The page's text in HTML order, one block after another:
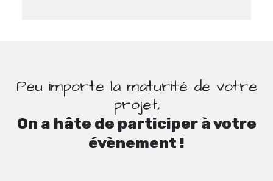
Peu importe la maturité de votre
projet,
On a hâte de participer à votre
évènement !